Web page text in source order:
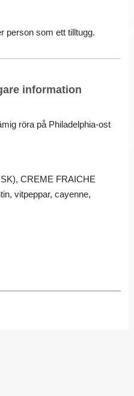
person som ett tilltugg.
information
röra på Philadelphia-ost
CREME FRAICHE
vitpeppar, cayenne,